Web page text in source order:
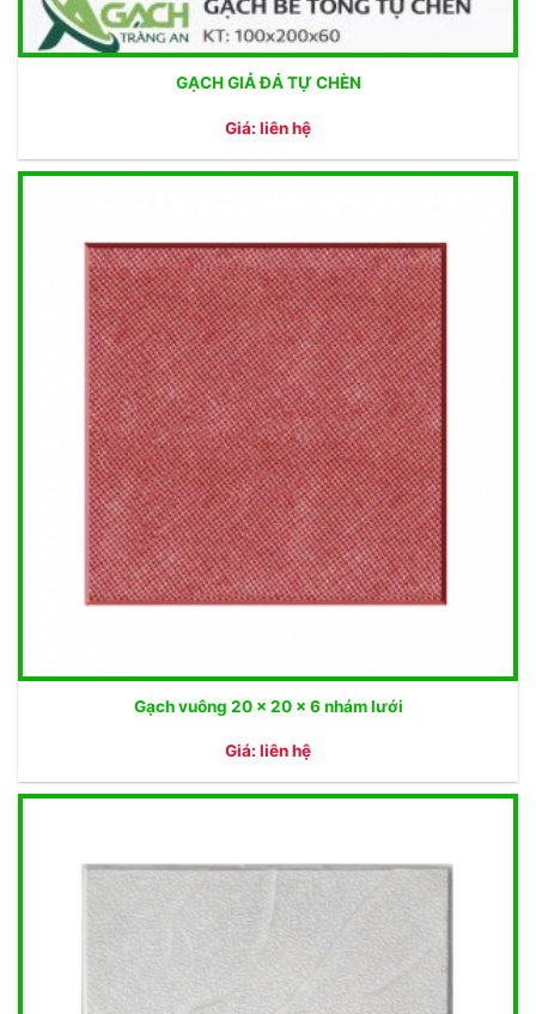
GẠCH GIẢ ĐÁ TỰ CHÈN
Giá: liên hệ
Gạch vuông 20 x 20 x 6 nhám lưới
Giá: liên hệ